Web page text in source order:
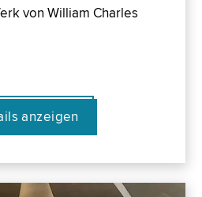
von William Charles
anzeigen